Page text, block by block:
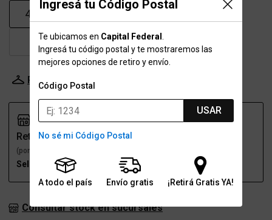
Ingresá tu Código Postal
Te ubicamos en Capital Federal
Ingresá tu código postal y te mostraremos las
mejores opciones de retiro y envío.
Código Postal
USAR
No sé mi Código Postal
A todo el país Envío gratis ¡Retirá Gratis YA!
43.5
46 47
Probador Virtual
Retiro
(por una sucursal)
Seleccioná talle Seleccioná talle
Consultar stock en sucursales